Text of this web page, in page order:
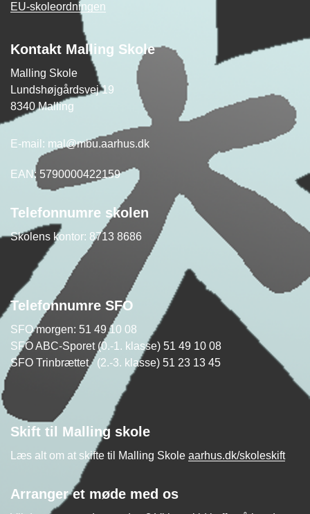
Kontakt Malling Skole
Malling Skole
Lundshøjgårdsvej 19
8340 Malling
Telefonnumre skolen
Skolens kontor: 8713 8686
Skift til Malling skole
Læs alt om at skifte til Malling Skole aarhus.dk/skoleskift
EU-skoleordningen
E-mail: mal@mbu.aarhus.dk
EAN: 5790000422159
Telefonnumre SFO
SFO morgen: 51 49 10 08
SFO ABC-Sporet (0.-1. klasse) 51 49 10 08
SFO Trinbrættet (2.-3. klasse) 51 23 13 45
Arranger et møde med os